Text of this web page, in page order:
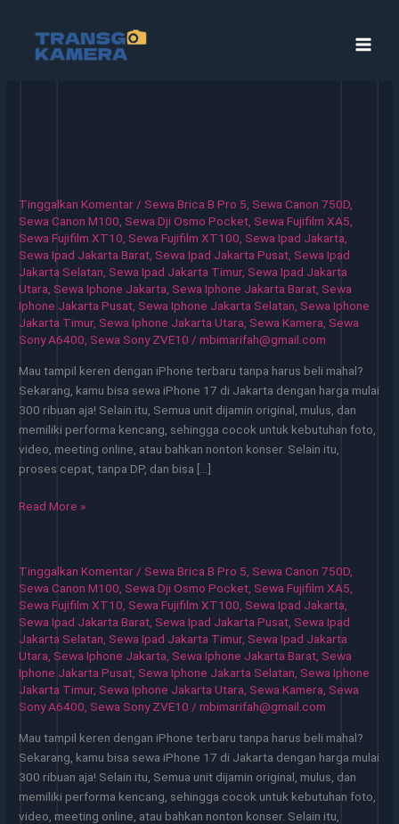
konten
Tinggalkan Komentar / Sewa Brica B Pro 5 Sewa Canon 750D
Sewa Canon M100 Sewa Dji Osmo Pocket Sewa Fujifilm XA5
Sewa Fujifilm XT10 Sewa Fujifilm XT100 Sewa Ipad Jakarta
Sewa Ipad Jakarta Barat Sewa Ipad Jakarta Pusat Sewa Ipad
Jakarta Selatan Sewa Ipad Jakarta Timur, Sewa Ipad Jakarta
Utara Sewa Iphone Jakarta Sewa Iphone Jakarta Barat Sewa
Iphone Jakarta Pusat Sewa Iphone Jakarta Selatan Sewa Iphone
Jakarta Timur, Sewa Iphone Jakarta Utara Sewa Kamera Sewa
Sony A6400 Sewa Sony ZVE10 /mbimarifah@gmail.com
Mau tampil keren dengan iPhone terbaru tanpa harus beli mahal?
Sekarang, kamu bisa sewa iPhone 17 di Jakarta dengan harga mulai
300 ribuan aja! Selain itu, Semua unit dijamin original, mulus, dan
memiliki performa kencang, sehingga cocok untuk kebutuhan foto,
video, meeting online, atau bahkan nonton konser. Selain itu,
proses cepat, tanpa DP, dan bisa […]
Sewa
Praktis
untuk
Kerja
dan
Event
Read More »
Tinggalkan Komentar / Sewa Brica B Pro 5 Sewa Canon 750D
Sewa Canon M100 Sewa Dji Osmo Pocket Sewa Fujifilm XA5
Sewa Fujifilm XT10 Sewa Fujifilm XT100 Sewa Ipad Jakarta
Sewa Ipad Jakarta Barat Sewa Ipad Jakarta Pusat Sewa Ipad
Jakarta Selatan Sewa Ipad Jakarta Timur, Sewa Ipad Jakarta
Utara Sewa Iphone Jakarta Sewa Iphone Jakarta Barat Sewa
Iphone Jakarta Pusat Sewa Iphone Jakarta Selatan Sewa Iphone
Jakarta Timur, Sewa Iphone Jakarta Utara Sewa Kamera Sewa
Sony A6400 Sewa Sony ZVE10 /mbimarifah@gmail.com
Mau tampil keren dengan iPhone terbaru tanpa harus beli mahal?
Sekarang, kamu bisa sewa iPhone 17 di Jakarta dengan harga mulai
300 ribuan aja! Selain itu, Semua unit dijamin original, mulus, dan
memiliki performa kencang, sehingga cocok untuk kebutuhan foto,
video, meeting online, atau bahkan nonton konser. Selain itu,